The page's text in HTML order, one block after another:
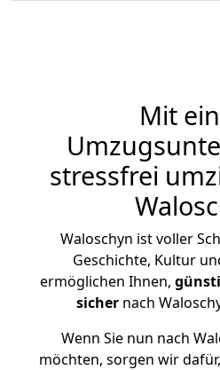
Mit
stressfrei
Waloschyn ist voller
Geschichte, Kultur
ermöglichen Ihnen,
sicher nach
Wenn Sie nun nach
möchten, sorgen wir